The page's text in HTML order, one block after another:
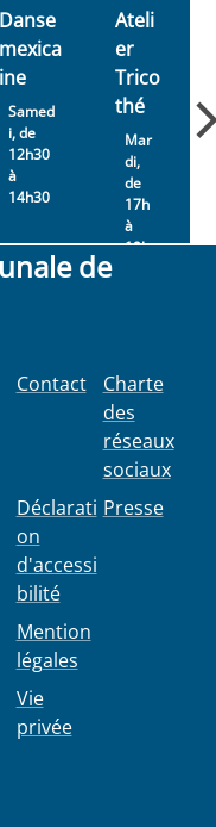
Danse
mexica
ine
Samed
i, de
12h30
à
14h30
Ateli
er
Trico
thé
Mar
di,
de
17h
à
19h
de
Contact
Déclarati
on
d'accessi
bilité
Mention
légales
Vie
privée
Charte
des
réseaux
sociaux
Presse